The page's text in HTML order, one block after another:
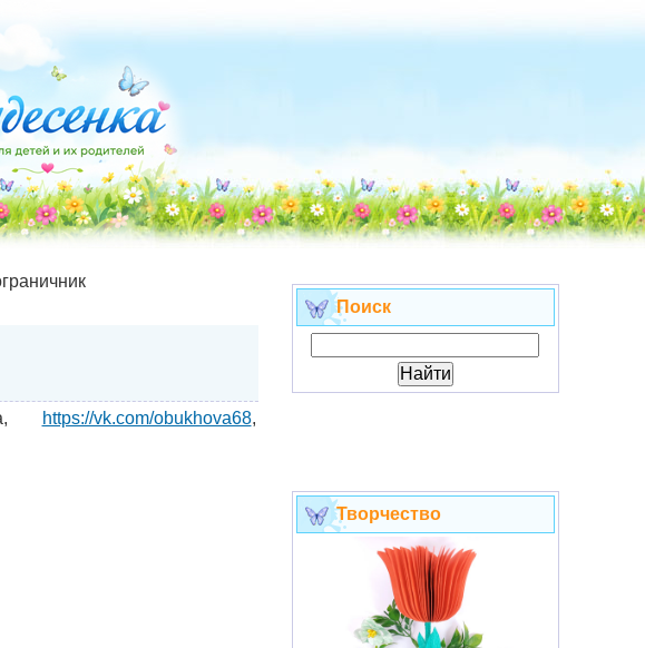
https://vk.com/obukhova68,
Поиск
Творчество